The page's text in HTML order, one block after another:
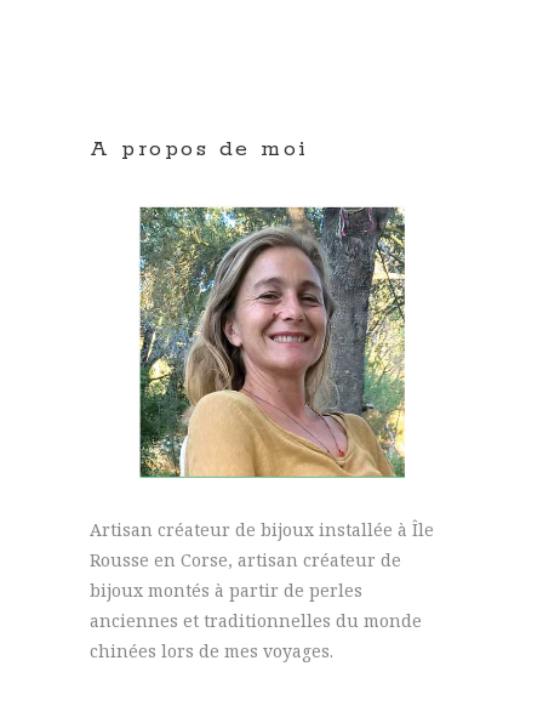
A propos de moi
Artisan créateur de bijoux installée à Île
Rousse en Corse, artisan créateur de
bijoux montés à partir de perles
anciennes et traditionnelles du monde
chinées lors de mes voyages.